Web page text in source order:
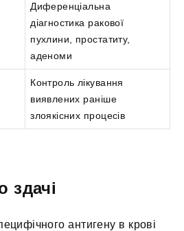
Диференціальна
діагностика ракової
пухлини, простатиту,
аденоми
Контроль лікування
виявлених раніше
злоякісних процесів
здачі
антигену в крові